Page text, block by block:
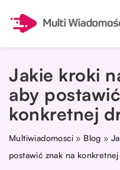
Jakie kroki
aby
konkretnej
Multiwiadomosci » Blog »
postawić znak na